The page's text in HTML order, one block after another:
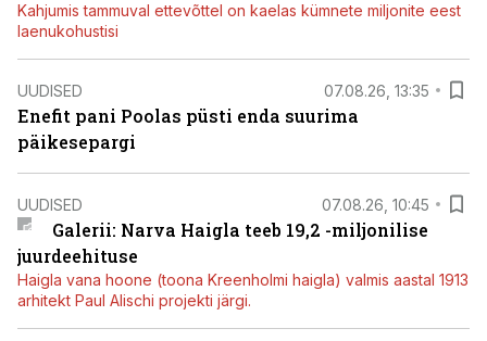
Kahjumis tammuval ettevõttel on kaelas kümnete miljonite eest
laenukohustisi
UUDISED 07.08.26, 13:35
Enefit pani Poolas püsti enda suurima
päikesepargi
UUDISED 07.08.26, 10:45
Galerii: Narva Haigla teeb 19,2 -miljonilise
juurdeehituse
Haigla vana hoone (toona Kreenholmi haigla) valmis aastal 1913
arhitekt Paul Alischi projekti järgi.